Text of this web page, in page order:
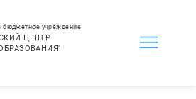
бюджетное учреждение
ЦЕНТР